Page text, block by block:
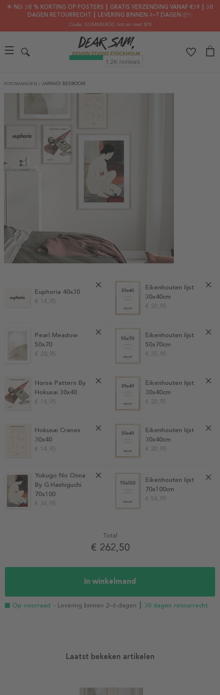
🌟 NU: 30 % KORTING OP POSTERS ┃ GRATIS VERZENDING VANAF €39 ┃ 30
DAGEN RETOURRECHT ┃ LEVERING BINNEN 2–7 DAGEN 📦✨
Code: SUMMER30, tot en met 8/8
FOTOWANDEN / JAPANDI BEDROOM
Euphoria 40x30
€ 14,95
Eikenhouten lijst
30x40cm
€ 20,95
Eikenhouten lijst
50x70cm
€ 35,95
Pearl Meadow
50x70
€ 28,95
Horse Pattern By
Hokusai 30x40
€ 14,95
Eikenhouten lijst
30x40cm
€ 20,95
Hokusai Cranes
30x40
€ 14,95
Eikenhouten lijst
30x40cm
€ 20,95
Eikenhouten lijst
70x100cm
€ 54,95
Yokugo No Onna
By G.Hashiguchi
70x100
€ 34,95
Total
€ 262,50
In winkelmand
Op voorraad - Levering binnen 2–6 dagen ┃ 30 dagen retourrecht
Laatst bekeken artikelen